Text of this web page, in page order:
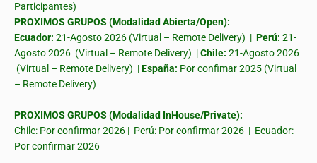
Participantes)
PROXIMOS GRUPOS (Modalidad Abierta/Open):
Ecuador: 21-Agosto 2026 (Virtual – Remote Delivery) | Perú: 21-
Agosto 2026 (Virtual – Remote Delivery) |Chile: 21-Agosto 2026
(Virtual – Remote Delivery) |España: Por confimar 2025 (Virtual
– Remote Delivery)
PROXIMOS GRUPOS (Modalidad InHouse/Private):
Chile: Por confirmar 2026 | Perú: Por confirmar 2026 | Ecuador:
Por confirmar 2026